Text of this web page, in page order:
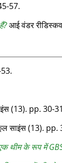
57.
आई वंडर
(13). pp. 30-
साइंस (13). pp.
एक थीम के रूप में